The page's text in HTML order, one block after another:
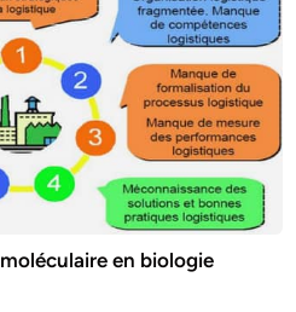
en biologie